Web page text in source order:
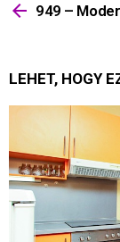
többet949 –
LEHET, HOGY